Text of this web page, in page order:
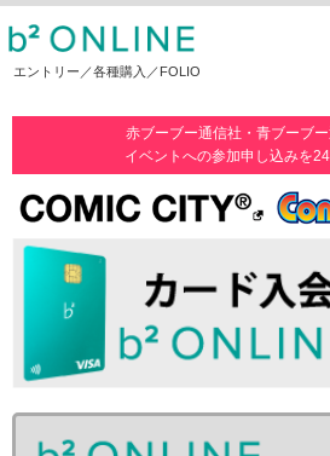
エントリー／各種購入／FOLIO
赤ブーブー通信社・青ブーブ
イベントへの参加申し込みを